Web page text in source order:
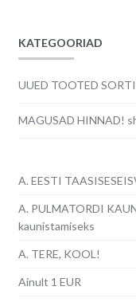
KATEGOORIAD
UUED TOOTED
MAGUSAD HINNAD!
A. EESTI
A. PULMATORDI
kaunistamiseks
A. TERE, KOOL!
Ainult 1 EUR